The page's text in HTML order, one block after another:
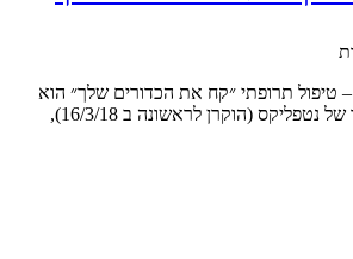
תרופתי ״קח את הכדורים שלך״ הוא
שם של סרט חם מהתנור של נטפליקס (הוקרן לראשונה ב 16/3/18),